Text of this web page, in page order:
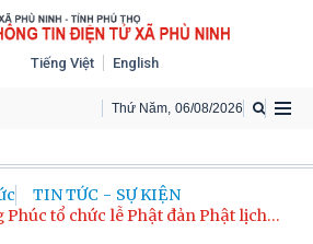
Tiếng Việt English
Thứ Năm, 06/08/2026
TIN TỨC - SỰ KIỆN
Phúc tổ chức lễ Phật đản Phật lịch